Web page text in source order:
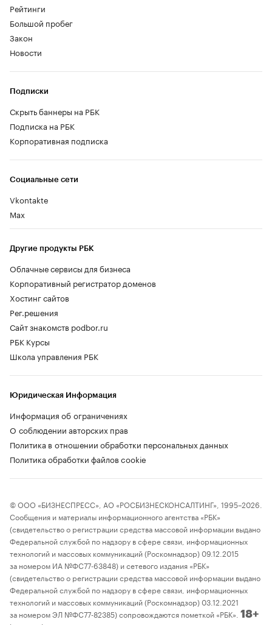
Рейтинги
Большой пробег
Закон
Новости
Социальные сети
Vkontakte
Max
Другие продукты РБК
Облачные сервисы для бизнеса
Корпоративный регистратор доменов
Хостинг сайтов
Рег.решения
Сайт знакомств podbor.ru
РБК Курсы
Школа управления РБК
Подписки
Скрыть баннеры на РБК
Подписка на РБК
Корпоративная подписка
Юридическая Информация
Информация об ограничениях
О соблюдении авторских прав
Политика в отношении обработки персональных данных
Политика обработки файлов cookie
© ООО «БИЗНЕСПРЕСС», АО «РОСБИЗНЕСКОНСАЛТИНГ», 1995–2026.
Сообщения и материалы информационного агентства «РБК»
(свидетельство о регистрации средства массовой информации выдано
Федеральной службой по надзору в сфере связи, информационных
технологий и массовых коммуникаций (Роскомнадзор) 09.12.2015
за номером ИА №ФС77-63848) и сетевого издания «РБК»
(свидетельство о регистрации средства массовой информации выдано
Федеральной службой по надзору в сфере связи, информационных
технологий и массовых коммуникаций (Роскомнадзор) 03.12.2021
за номером ЭЛ №ФС77-82385) сопровождаются пометкой «РБК». 18+